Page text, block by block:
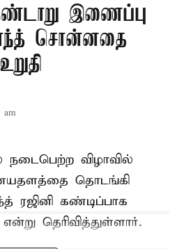
இணைப்பு
சொன்னதை
am
நடைபெற்ற விழாவில்
தொடங்கி
ரஜினி கண்டிப்பாக
தெரிவித்துள்ளார்.